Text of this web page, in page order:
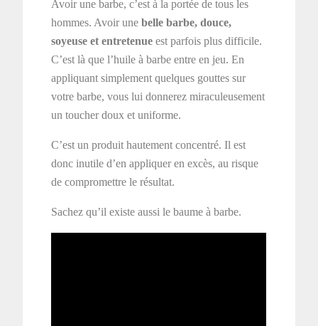
Avoir une barbe, c’est à la portée de tous les
hommes. Avoir unebelle barbe, douce,
soyeuse et entretenue est parfois plus difficile.
C’est là que l’huile à barbe entre en jeu. En
appliquant simplement quelques gouttes sur
votre barbe, vous lui donnerez miraculeusement
un toucher doux et uniforme.
C’est un produit hautement concentré. Il est
donc inutile d’en appliquer en excès, au risque
de compromettre le résultat.
Sachez qu’il existe aussi le baume à barbe.